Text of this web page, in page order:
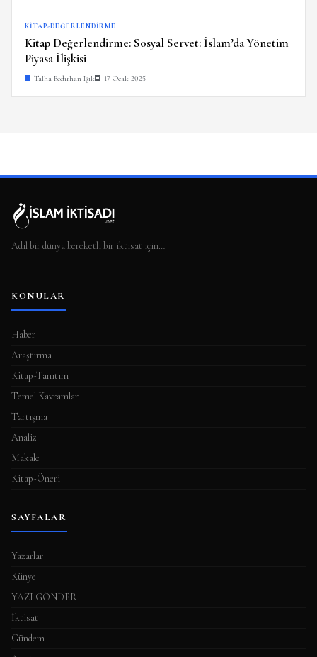
KITAP-DEĞERLENDIRME
Kitap Değerlendirme: Sosyal Servet: İslam’da Yönetim
Piyasa İlişkisi
Talha Bedirhan Işık 17 Ocak 2025
Adil bir dünya bereketli bir iktisat için…
KONULAR
Haber
Araştırma
Kitap-Tanıtım
Temel Kavramlar
Tartışma
Analiz
Makale
Kitap-Öneri
SAYFALAR
Yazarlar
Künye
YAZI GÖNDER
İktisat
Gündem